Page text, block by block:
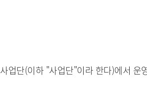
업단(이하 "사업단"이라 한다)에서